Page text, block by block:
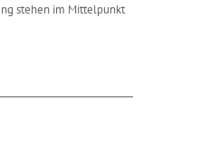
stehen im Mittelpunkt